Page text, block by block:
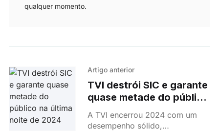
qualquer momento.
Artigo anterior
TVI destrói SIC e garante
quase metade do público
na última noite de 2024
A TVI encerrou 2024 com um
desempenho sólido,